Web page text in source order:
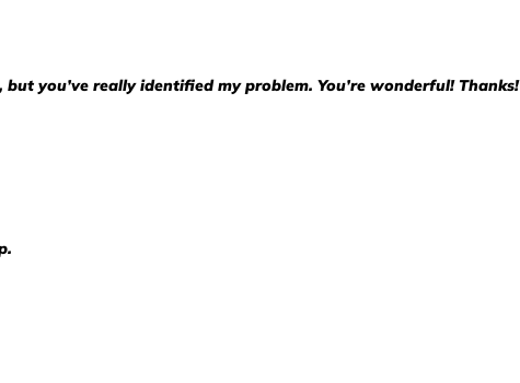
you’ve really identified my problem. You’re wonderful! Thanks!